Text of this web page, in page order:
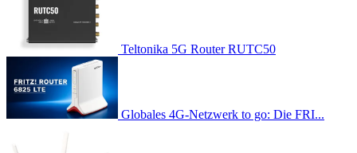
Teltonika 5G Router RUTC50
Globales 4G-Netzwerk to go: Die FRI...